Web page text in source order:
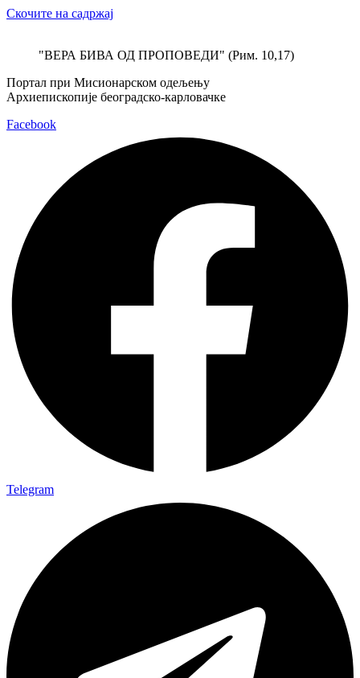
Скочите на садржај
"ВЕРА БИВА ОД ПРОПОВЕДИ" (Рим. 10,17)
Портал при Мисионарском одељењу
Архиепископије београдско-карловачке
Facebook
Telegram